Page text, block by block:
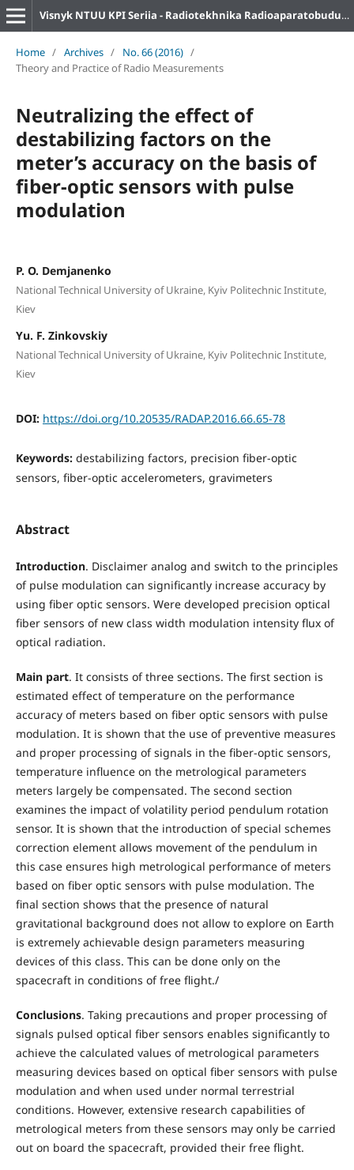
Visnyk NTUU KPI Seriia - Radiotekhnika Radioaparatobuduvannia
Home / Archives / No. 66 (2016) /
Theory and Practice of Radio Measurements
Neutralizing the effect of
destabilizing factors on the
meter’s accuracy on the basis of
fiber-optic sensors with pulse
modulation
P. O. Demjanenko
National Technical University of Ukraine, Kyiv Politechnic Institute,
Kiev
Yu. F. Zinkovskiy
National Technical University of Ukraine, Kyiv Politechnic Institute,
Kiev
DOI: https://doi.org/10.20535/RADAP.2016.66.65-78
Keywords: destabilizing factors, precision fiber-optic
sensors, fiber-optic accelerometers, gravimeters
Abstract
Introduction. Disclaimer analog and switch to the principles
of pulse modulation can significantly increase accuracy by
using fiber optic sensors. Were developed precision optical
fiber sensors of new class width modulation intensity flux of
optical radiation.
Main part. It consists of three sections. The first section is
estimated effect of temperature on the performance
accuracy of meters based on fiber optic sensors with pulse
modulation. It is shown that the use of preventive measures
and proper processing of signals in the fiber-optic sensors,
temperature influence on the metrological parameters
meters largely be compensated. The second section
examines the impact of volatility period pendulum rotation
sensor. It is shown that the introduction of special schemes
correction element allows movement of the pendulum in
this case ensures high metrological performance of meters
based on fiber optic sensors with pulse modulation. The
final section shows that the presence of natural
gravitational background does not allow to explore on Earth
is extremely achievable design parameters measuring
devices of this class. This can be done only on the
spacecraft in conditions of free flight./
Conclusions. Taking precautions and proper processing of
signals pulsed optical fiber sensors enables significantly to
achieve the calculated values of metrological parameters
measuring devices based on optical fiber sensors with pulse
modulation and when used under normal terrestrial
conditions. However, extensive research capabilities of
metrological meters from these sensors may only be carried
out on board the spacecraft, provided their free flight.